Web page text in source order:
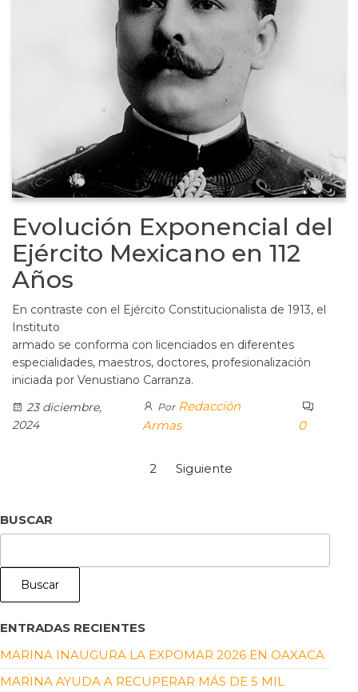
Evolución Exponencial del
Ejército Mexicano en 112
Años
En contraste con el Ejército Constitucionalista de 1913, el
Instituto
armado se conforma con licenciados en diferentes
especialidades, maestros, doctores, profesionalización
iniciada por Venustiano Carranza.
23 diciembre,
2024
Por Redacción
Armas
0
2 Siguiente
BUSCAR
Buscar
ENTRADAS RECIENTES
MARINA INAUGURA LA EXPOMAR 2026 EN OAXACA
MARINA AYUDA A RECUPERAR MÁS DE 5 MIL